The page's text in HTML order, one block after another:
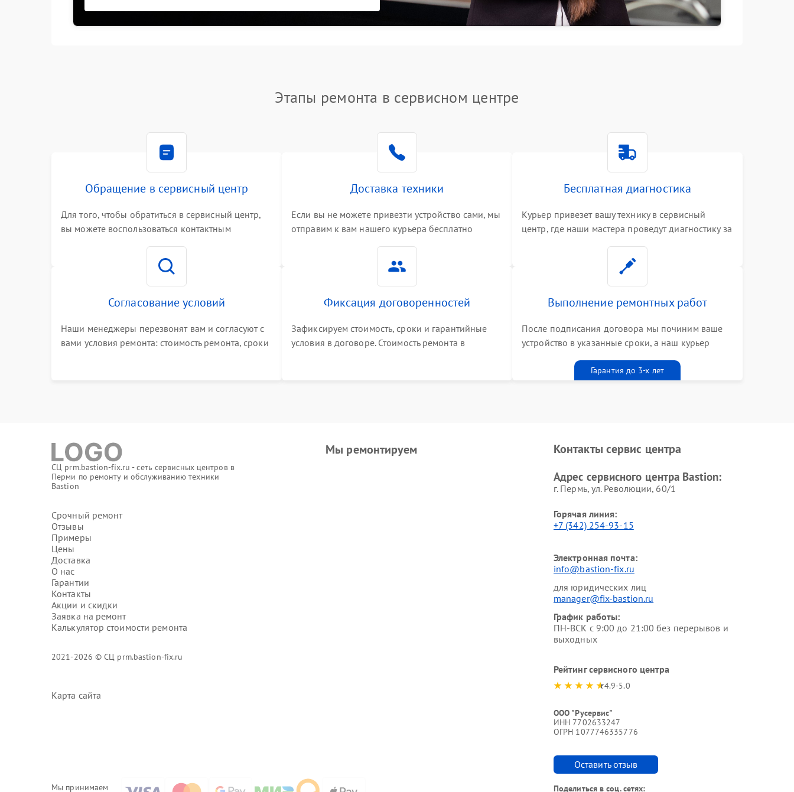
Этапы ремонта в сервисном центре
Обращение в сервисный центр
Для того, чтобы обратиться в сервисный центр,
вы можете воспользоваться контактным
номер телефона на сайте
Доставка техники
Если вы не можете привезти устройство сами, мы
отправим к вам нашего курьера бесплатно
Бесплатная диагностика
Курьер привезет вашу технику в сервисный
центр, где наши мастера проведут диагностику за
Согласование условий
Наши менеджеры перезвонят вам и согласуют с
вами условия ремонта: стоимость ремонта, сроки
Фиксация договоренностей
Зафиксируем стоимость, сроки и гарантийные
условия в договоре. Стоимость ремонта в
Выполнение ремонтных работ
После подписания договора мы починим ваше
устройство в указанные сроки, а наш курьер
талоном бесплатноГарантия до 3-х лет
СЦ prm.bastion-fix.ru - сеть сервисных центров в
Перми по ремонту и обслуживанию техники
Bastion
Срочный ремонт
Отзывы
Примеры
Цены
Доставка
О нас
Гарантии
Контакты
Акции и скидки
Заявка на ремонт
Калькулятор стоимости ремонта
2021-2026 © СЦ prm.bastion-fix.ru
Карта сайта
Мы принимаем
Мы ремонтируем Контакты сервис центра
Адрес сервисного центра Bastion:
г. Пермь, ул. ​Революции, 60/1
Горячая линия:
+7 (342) 254-93-15
Электронная почта:
info@bastion-fix.ru
для юридических лиц
manager@fix-bastion.ru
График работы:
ПН-ВСК с 9:00 до 21:00 без перерывов и
выходных
Рейтинг сервисного центра
4.9-5.0
ООО "Русервис"
ИНН 7702633247
ОГРН 1077746335776
Оставить отзыв
Поделиться в соц. сетях: